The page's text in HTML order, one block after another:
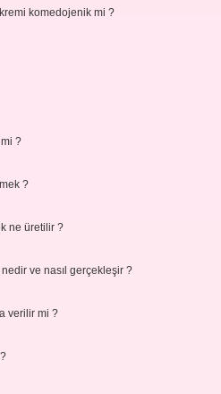
komedojenik mi ?
?
?
ne üretilir ?
nedir ve nasıl gerçekleşir ?
verilir mi ?